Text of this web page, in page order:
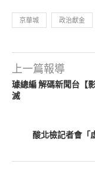
京華城 政治獻金
上一篇報導
璩總編 解碼新聞台【
滅
酸北檢記者會